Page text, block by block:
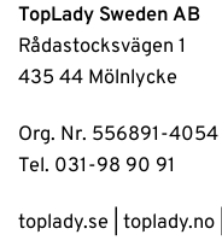
TopLady Sweden AB
Rådastocksvägen 1
435 44 Mölnlycke
Org. Nr. 556891-4054
Tel. 031-98 90 91
toplady.se toplady.no